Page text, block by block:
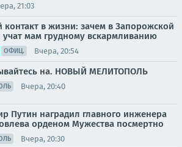
21:03
контакт в жизни: зачем в Запорожской
учат мам грудному вскармливанию
ОФИЦ. Вчера, 20:54
на. НОВЫЙ МЕЛИТОПОЛЬ
Вчера, 20:40
Путин наградил главного инженера
орденом Мужества посмертно
Вчера, 20:30